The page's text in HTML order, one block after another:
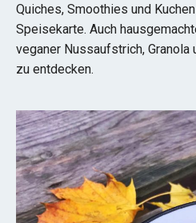
Quiches, Smoothies und
Speisekarte. Auch
veganer Nussaufstrich, Granola
zu entdecken.